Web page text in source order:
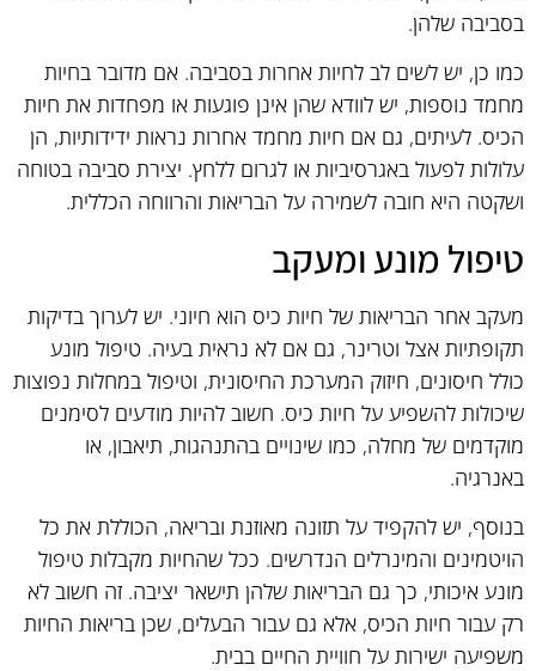
בסביבה שלהן.
כמו כן, יש לשים לב לחיות אחרות בסביבה. אם מדובר בחיות
מחמד נוספות, יש לוודא שהן אינן פוגעות או מפחדות את חיות
הכיס. לעיתים, גם אם חיות מחמד אחרות נראות ידידותיות, הן
עלולות לפעול באגרסיביות או לגרום ללחץ. יצירת סביבה בטוחה
ושקטה היא חובה לשמירה על הבריאות והרווחה הכללית.
טיפול מונע ומעקב
מעקב אחר הבריאות של חיות כיס הוא חיוני. יש לערוך בדיקות
תקופתיות אצל וטרינר, גם אם לא נראית בעיה. טיפול מונע
כולל חיסונים, חיזוק המערכת החיסונית, וטיפול במחלות נפוצות
שיכולות להשפיע על חיות כיס. חשוב להיות מודעים לסימנים
מוקדמים של מחלה, כמו שינויים בהתנהגות, תיאבון, או
באנרגיה.
בנוסף, יש להקפיד על תזונה מאוזנת ובריאה, הכוללת את כל
הויטמינים והמינרלים הנדרשים. ככל שהחיות מקבלות טיפול
מונע איכותי, כך גם הבריאות שלהן תישאר יציבה. זה חשוב לא
רק עבור חיות הכיס, אלא גם עבור הבעלים, שכן בריאות החיות
משפיעה ישירות על חוויית החיים בבית.